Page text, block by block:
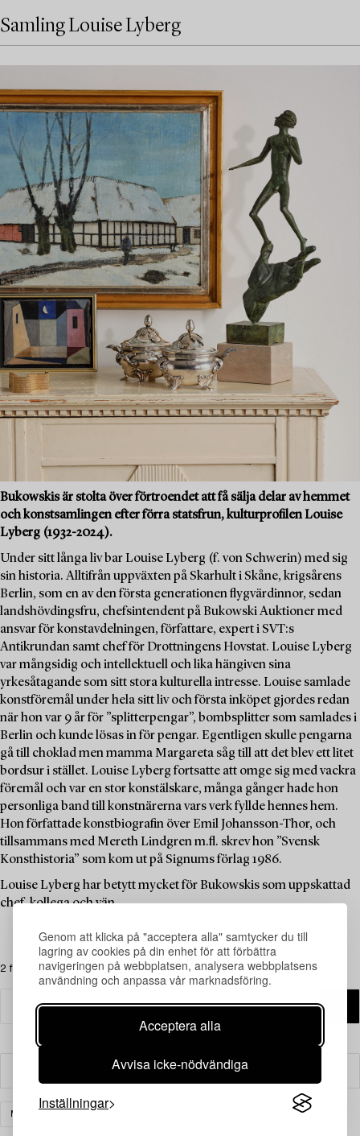
Genom att klicka på "acceptera alla" samtycker du till
lagring av cookies på din enhet för att förbättra
navigeringen på webbplatsen, analysera webbplatsens
användning och anpassa vår marknadsföring.
Acceptera alla
Avvisa icke-nödvändiga
Inställningar
Samling Louise Lyberg
Bukowskis är stolta över förtroendet att få sälja delar av hemmet
och konstsamlingen efter förra statsfrun, kulturprofilen Louise
Lyberg (1932-2024).
Under sitt långa liv bar Louise Lyberg (f. von Schwerin) med sig
sin historia. Alltifrån uppväxten på Skarhult i Skåne, krigsårens
Berlin, som en av den första generationen flygvärdinnor, sedan
landshövdingsfru, chefsintendent på Bukowski Auktioner med
ansvar för konstavdelningen, författare, expert i SVT:s
Antikrundan samt chef för Drottningens Hovstat. Louise Lyberg
var mångsidig och intellektuell och lika hängiven sina
yrkesåtagande som sitt stora kulturella intresse. Louise samlade
konstföremål under hela sitt liv och första inköpet gjordes redan
när hon var 9 år för ”splitterpengar”, bombsplitter som samlades i
Berlin och kunde lösas in för pengar. Egentligen skulle pengarna
gå till choklad men mamma Margareta såg till att det blev ett litet
bordsur i stället. Louise Lyberg fortsatte att omge sig med vackra
föremål och var en stor konstälskare, många gånger hade hon
personliga band till konstnärerna vars verk fyllde hennes hem.
Hon författade konstbiografin över Emil Johansson-Thor, och
tillsammans med Mereth Lindgren m.fl. skrev hon ”Svensk
Konsthistoria” som kom ut på Signums förlag 1986.
Louise Lyberg har betytt mycket för Bukowskis som uppskattad
chef, kollega och vän.
2 föremål
Filter
MÖBLER